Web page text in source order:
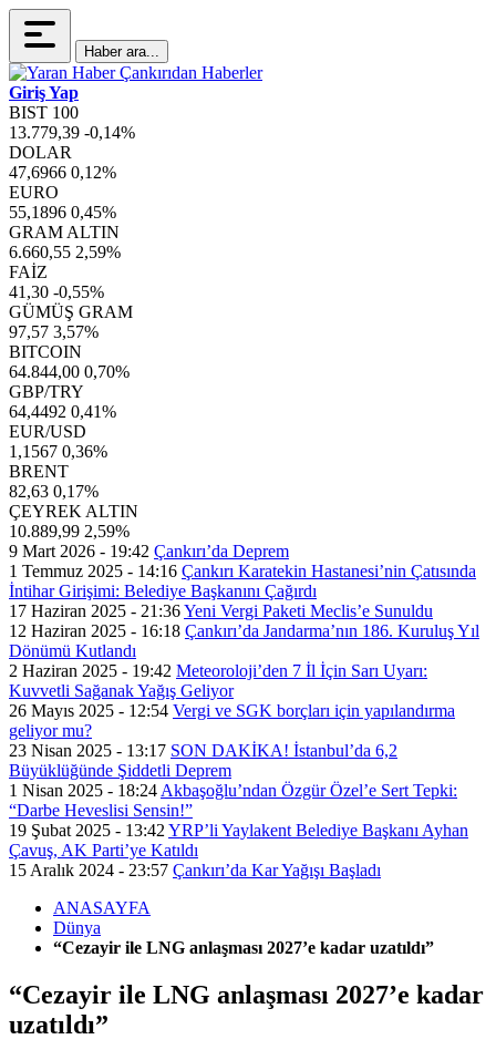
Haber ara...
Giriş Yap
BIST 100
13.779,39 -0,14%
DOLAR
47,6966 0,12%
EURO
55,1896 0,45%
GRAM ALTIN
6.660,55 2,59%
FAİZ
41,30 -0,55%
GÜMÜŞ GRAM
97,57 3,57%
BITCOIN
64.844,00 0,70%
GBP/TRY
64,4492 0,41%
EUR/USD
1,1567 0,36%
BRENT
82,63 0,17%
ÇEYREK ALTIN
10.889,99 2,59%
9 Mart 2026 - 19:42 Çankırı’da Deprem
1 Temmuz 2025 - 14:16 Çankırı Karatekin Hastanesi’nin Çatısında
İntihar Girişimi: Belediye Başkanını Çağırdı
17 Haziran 2025 - 21:36Yeni Vergi Paketi Meclis’e Sunuldu
12 Haziran 2025 - 16:18 Çankırı’da Jandarma’nın 186. Kuruluş Yıl
Dönümü Kutlandı
2 Haziran 2025 - 19:42 Meteoroloji’den 7 İl İçin Sarı Uyarı:
Kuvvetli Sağanak Yağış Geliyor
26 Mayıs 2025 - 12:54 Vergi ve SGK borçları için yapılandırma
geliyor mu?
23 Nisan 2025 - 13:17 SON DAKİKA! İstanbul’da 6,2
Büyüklüğünde Şiddetli Deprem
1 Nisan 2025 - 18:24 Akbaşoğlu’ndan Özgür Özel’e Sert Tepki:
“Darbe Heveslisi Sensin!”
19 Şubat 2025 - 13:42 YRP’li Yaylakent Belediye Başkanı Ayhan
Çavuş, AK Parti’ye Katıldı
15 Aralık 2024 - 23:57 Çankırı’da Kar Yağışı Başladı
ANASAYFA
Dünya
“Cezayir ile LNG anlaşması 2027’e kadar uzatıldı”
“Cezayir ile LNG anlaşması 2027’e kadar
uzatıldı”